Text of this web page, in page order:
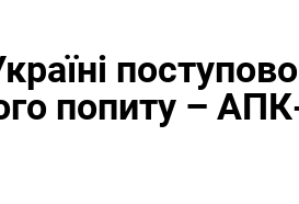
поступово
попиту –